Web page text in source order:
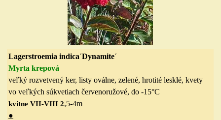
Lagerstroemia indica´Dynamite´
Myrta krepová
veľký rozvetvený ker, listy oválne, zelené, hrotité lesklé, kvety
vo veľkých súkvetiach červenoružové, do -15°C
kvitne VII-VIII 2,5-4m
●